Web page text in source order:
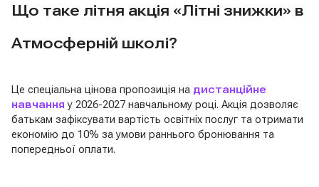
Що таке літня акція «Літні знижки» в
Атмосферній школі?
Це спеціальна цінова пропозиція на дистанційне
навчання у 2026-2027 навчальному році. Акція дозволяє
батькам зафіксувати вартість освітніх послуг та отримати
економію до 10% за умови раннього бронювання та
попередньої оплати.